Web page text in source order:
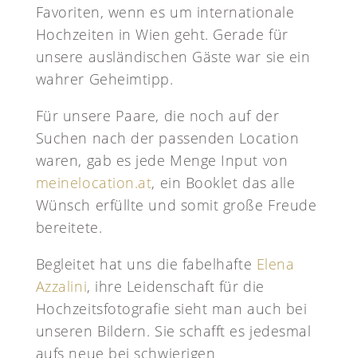
Favoriten, wenn es um internationale
Hochzeiten in Wien geht. Gerade für
unsere ausländischen Gäste war sie ein
wahrer Geheimtipp.
Für unsere Paare, die noch auf der
Suchen nach der passenden Location
waren, gab es jede Menge Input von
meinelocation.at, ein Booklet das alle
Wünsch erfüllte und somit große Freude
bereitete.
Begleitet hat uns die fabelhafte Elena
Azzalini, ihre Leidenschaft für die
Hochzeitsfotografie sieht man auch bei
unseren Bildern. Sie schafft es jedesmal
aufs neue bei schwierigen